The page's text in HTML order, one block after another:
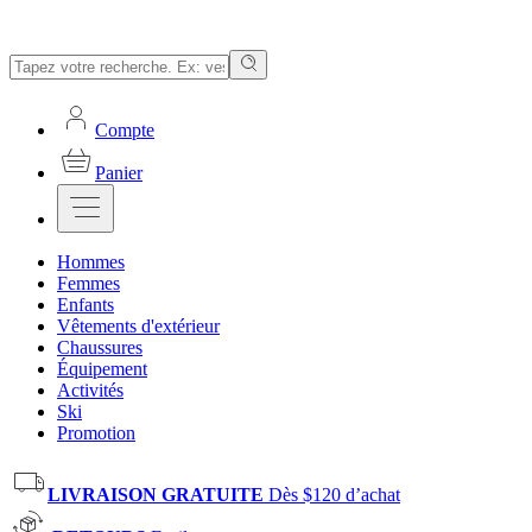
Compte
Panier
Hommes
Femmes
Enfants
Vêtements d'extérieur
Chaussures
Équipement
Activités
Ski
Promotion
LIVRAISON GRATUITE Dès $120 d’achat